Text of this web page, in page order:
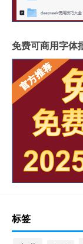
免费可商用字体
标签